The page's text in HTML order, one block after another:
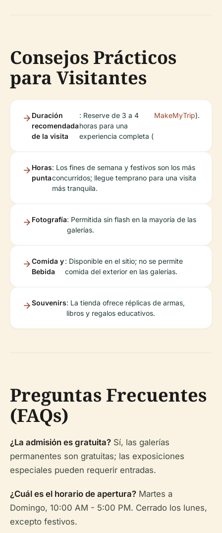
Consejos Prácticos
para Visitantes
Duración
recomendada
de la visita
: Reserve de 3 a 4
horas para una
experiencia completa (
MakeMyTrip).
Horas
punta
: Los fines de semana y festivos son los más
concurridos; llegue temprano para una visita
más tranquila.
Fotografía: Permitida sin flash en la mayoría de las
galerías.
Comida y
Bebida
: Disponible en el sitio; no se permite
comida del exterior en las galerías.
Souvenirs: La tienda ofrece réplicas de armas,
libros y regalos educativos.
Preguntas Frecuentes
(FAQs)
¿La admisión es gratuita? Sí, las galerías
permanentes son gratuitas; las exposiciones
especiales pueden requerir entradas.
¿Cuál es el horario de apertura? Martes a
Domingo, 10:00 AM - 5:00 PM. Cerrado los lunes,
excepto festivos.